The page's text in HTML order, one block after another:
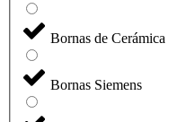
Bornas de Cerámica
Bornas Siemens